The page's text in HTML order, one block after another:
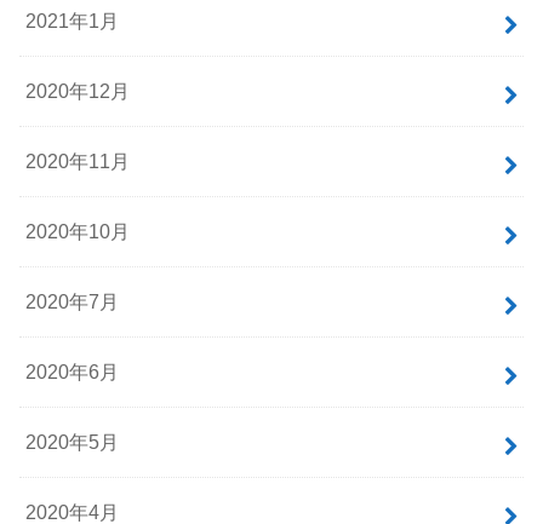
2021年1月
2020年12月
2020年11月
2020年10月
2020年7月
2020年6月
2020年5月
2020年4月